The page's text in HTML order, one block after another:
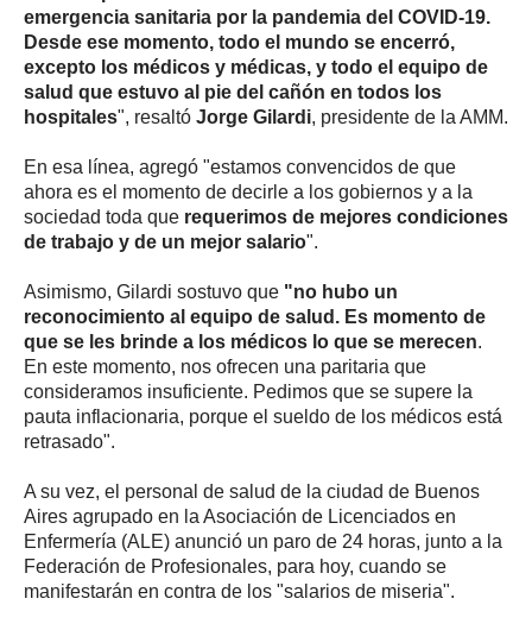
emergencia sanitaria por la pandemia del COVID-19.
Desde ese momento, todo el mundo se encerró,
excepto los médicos y médicas, y todo el equipo de
salud que estuvo al pie del cañón en todos los
hospitales", resaltó Jorge Gilardi, presidente de la AMM.
En esa línea, agregó "estamos convencidos de que
ahora es el momento de decirle a los gobiernos y a la
sociedad toda que requerimos de mejores condiciones
de trabajo y de un mejor salario".
Asimismo, Gilardi sostuvo que "no hubo un
reconocimiento al equipo de salud. Es momento de
que se les brinde a los médicos lo que se merecen.
En este momento, nos ofrecen una paritaria que
consideramos insuficiente. Pedimos que se supere la
pauta inflacionaria, porque el sueldo de los médicos está
retrasado".
A su vez, el personal de salud de la ciudad de Buenos
Aires agrupado en la Asociación de Licenciados en
Enfermería (ALE) anunció un paro de 24 horas, junto a la
Federación de Profesionales, para hoy, cuando se
manifestarán en contra de los "salarios de miseria".